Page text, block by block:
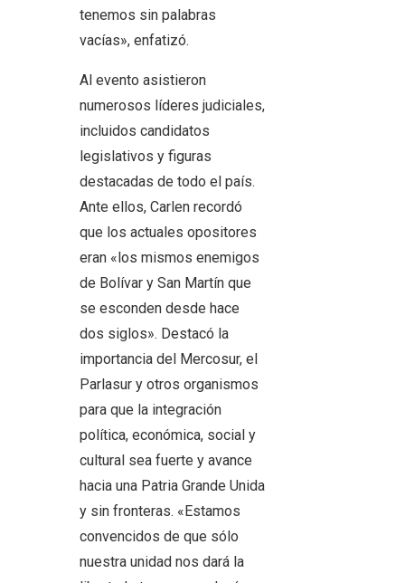
tenemos sin palabras
vacías», enfatizó.
Al evento asistieron
numerosos líderes judiciales,
incluidos candidatos
legislativos y figuras
destacadas de todo el país.
Ante ellos, Carlen recordó
que los actuales opositores
eran «los mismos enemigos
de Bolívar y San Martín que
se esconden desde hace
dos siglos». Destacó la
importancia del Mercosur, el
Parlasur y otros organismos
para que la integración
política, económica, social y
cultural sea fuerte y avance
hacia una Patria Grande Unida
y sin fronteras. «Estamos
convencidos de que sólo
nuestra unidad nos dará la